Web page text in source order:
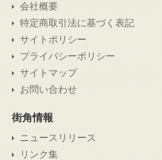
会社概要
特定商取引法に基づく表記
サイトポリシー
プライバシーポリシー
サイトマップ
お問い合わせ
街角情報
ニュースリリース
リンク集